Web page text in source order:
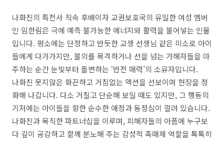
나화진의 특전사 직속 후배이자 교권보호국의 유일한 여성 멤버
인 임한림은 극에 예측 불가능한 에너지와 활력을 불어넣는 인물
입니다. 평소에는 단정하고 반듯한 교생 선생님 같은 미소로 아이
들에게 다가가지만, 불의를 목격하거나 선을 넘는 가해자들을 마
주하는 순간 눈빛부터 돌변하는 ‘반전 매력’의 소유자입니다.
나화진 못지않은 화끈하고 거침없는 액션을 선보이며 현장을 정
화해 나갑니다. 다소 거칠고 단순해 보일 때도 있지만, 그 행동의
기저에는 아이들을 향한 순수한 애정과 동정심이 깔려 있습니다.
나화진과 묵직한 파트너십을 이루며, 피해자들의 아픔에 누구보
다 깊이 공감하고 함께 분노해 주는 감성적 촉매제 역할을 톡톡히